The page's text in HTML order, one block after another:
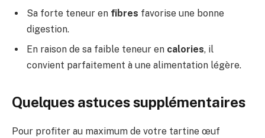
Sa forte teneur en fibres favorise une bonne
digestion.
En raison de sa faible teneur en calories, il
convient parfaitement à une alimentation légère.
Quelques astuces supplémentaires
Pour profiter au maximum de votre tartine œuf